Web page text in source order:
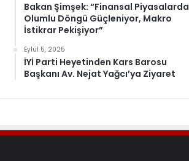
Bakan Şimşek: “Finansal Piyasalarda
Olumlu Döngü Güçleniyor, Makro
İstikrar Pekişiyor”
Eylül 5, 2025
İYİ Parti Heyetinden Kars Barosu
Başkanı Av. Nejat Yağcı’ya Ziyaret